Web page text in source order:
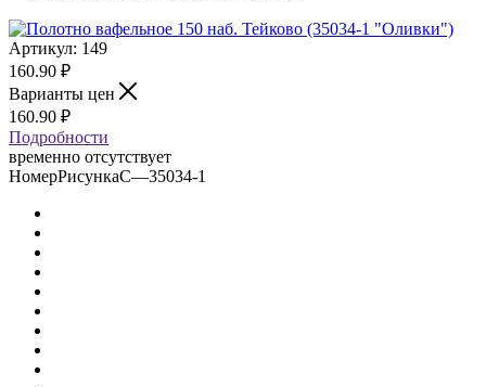
Артикул: 149
160.90 ₽
Варианты цен
160.90 ₽
Подробности
временно отсутствует
НомерРисункаС—35034-1